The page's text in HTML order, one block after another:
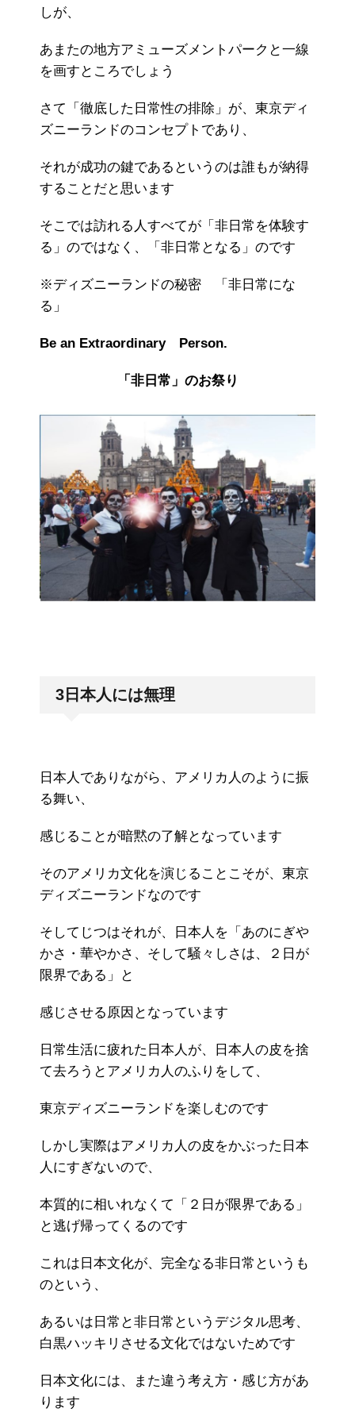
しが、
あまたの地方アミューズメントパークと一線
を画すところでしょう
さて「徹底した日常性の排除」が、東京ディ
ズニーランドのコンセプトであり、
それが成功の鍵であるというのは誰もが納得
することだと思います
そこでは訪れる人すべてが「非日常を体験す
る」のではなく、「非日常となる」のです
※ディズニーランドの秘密 「非日常にな
る」
Be an Extraordinary Person.
「非日常」のお祭り
3日本人には無理
日本人でありながら、アメリカ人のように振
る舞い、
感じることが暗黙の了解となっています
そのアメリカ文化を演じることこそが、東京
ディズニーランドなのです
そしてじつはそれが、日本人を「あのにぎや
かさ・華やかさ、そして騒々しさは、２日が
限界である」と
感じさせる原因となっています
日常生活に疲れた日本人が、日本人の皮を捨
て去ろうとアメリカ人のふりをして、
東京ディズニーランドを楽しむのです
しかし実際はアメリカ人の皮をかぶった日本
人にすぎないので、
本質的に相いれなくて「２日が限界である」
と逃げ帰ってくるのです
これは日本文化が、完全なる非日常というも
のという、
あるいは日常と非日常というデジタル思考、
白黒ハッキリさせる文化ではないためです
日本文化には、また違う考え方・感じ方があ
ります